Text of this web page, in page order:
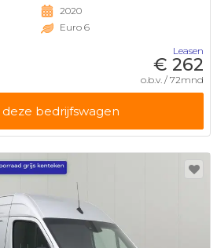
2020
Euro 6
Leasen
€ 262
o.b.v. / 72mnd
deze bedrijfswagen